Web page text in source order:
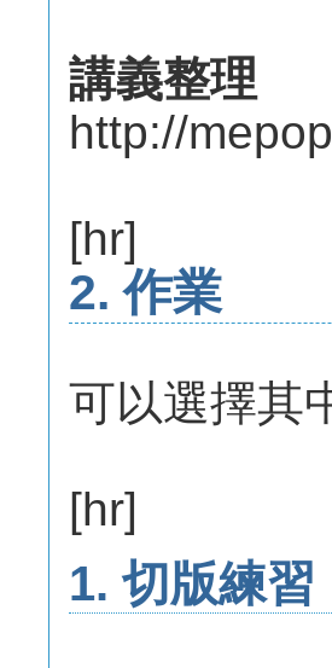
講義整理
http://
[hr]
2. 作業
可以選擇其
[hr]
1. 切版練習